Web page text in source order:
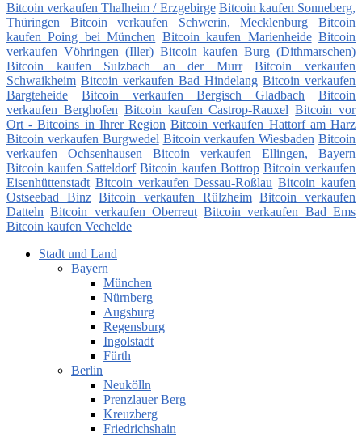
Bitcoin verkaufen Thalheim / Erzgebirge Bitcoin kaufen Sonneberg,
Thüringen
Bitcoin verkaufen Schwerin, Mecklenburg
Bitcoin
kaufen Poing bei München Bitcoin kaufen Marienheide Bitcoin
verkaufen Vöhringen (Iller) Bitcoin kaufen Burg (Dithmarschen)
Bitcoin kaufen Sulzbach an der Murr
Bitcoin verkaufen
Schwaikheim Bitcoin verkaufen Bad Hindelang Bitcoin verkaufen
Bargteheide
Bitcoin verkaufen Bergisch Gladbach
Bitcoin
verkaufen Berghofen Bitcoin kaufen Castrop-Rauxel Bitcoin vor
Ort - Bitcoins in Ihrer Region Bitcoin verkaufen Hattorf am Harz
Bitcoin verkaufen Burgwedel Bitcoin verkaufen Wiesbaden Bitcoin
verkaufen Ochsenhausen
Bitcoin verkaufen Ellingen, Bayern
Bitcoin kaufen Satteldorf Bitcoin kaufen Bottrop Bitcoin verkaufen
Eisenhüttenstadt Bitcoin verkaufen Dessau-Roßlau Bitcoin kaufen
Ostseebad Binz Bitcoin verkaufen Rülzheim Bitcoin verkaufen
Datteln Bitcoin verkaufen Oberreut Bitcoin verkaufen Bad Ems
Bitcoin kaufen Vechelde
Stadt und Land
Bayern
München
Nürnberg
Augsburg
Regensburg
Ingolstadt
Fürth
Berlin
Neukölln
Prenzlauer Berg
Kreuzberg
Friedrichshain